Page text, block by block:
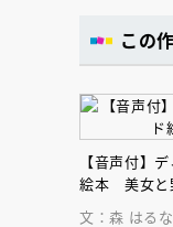
この
【音声付】
絵本 美女と
文：森 はるな